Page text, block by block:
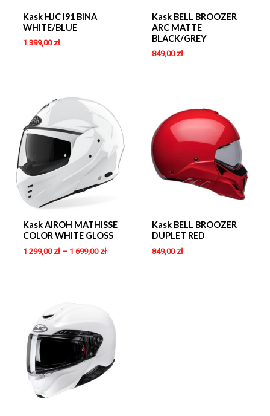
Kask HJC I91 BINA
WHITE/BLUE
1 399,00 zł
Kask BELL BROOZER
ARC MATTE
BLACK/GREY
849,00 zł
Kask AIROH MATHISSE
COLOR WHITE GLOSS
1 299,00 zł– 1 699,00 zł
Kask BELL BROOZER
DUPLET RED
849,00 zł